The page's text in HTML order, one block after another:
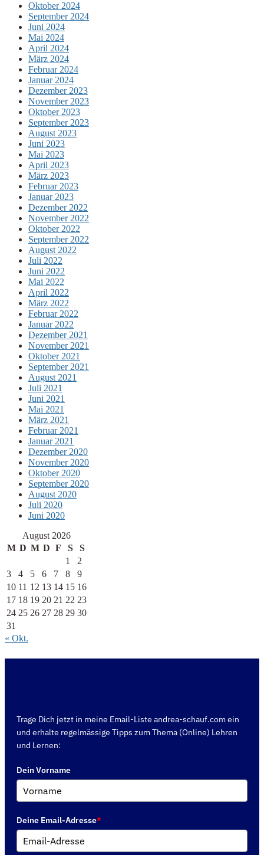
Oktober 2024
September 2024
Juni 2024
Mai 2024
April 2024
März 2024
Februar 2024
Januar 2024
Dezember 2023
November 2023
Oktober 2023
September 2023
August 2023
Juni 2023
Mai 2023
April 2023
März 2023
Februar 2023
Januar 2023
Dezember 2022
November 2022
Oktober 2022
September 2022
August 2022
Juli 2022
Juni 2022
Mai 2022
April 2022
März 2022
Februar 2022
Januar 2022
Dezember 2021
November 2021
Oktober 2021
September 2021
August 2021
Juli 2021
Juni 2021
Mai 2021
März 2021
Februar 2021
Januar 2021
Dezember 2020
November 2020
Oktober 2020
September 2020
August 2020
Juli 2020
Juni 2020
August 2026
M D M D F S
S
1
2
3
4 5 6 7 8
9
10 11 12 13 14 15 16
17 18 19 20 21 22 23
24 25 26 27 28 29 30
31
« Okt.
Trage Dich jetzt in meine Email-Liste andrea-schauf.com ein
und erhalte regelmässige Tipps zum Thema (Online) Lehren
und Lernen:
Dein Vorname
Deine Email-Adresse*